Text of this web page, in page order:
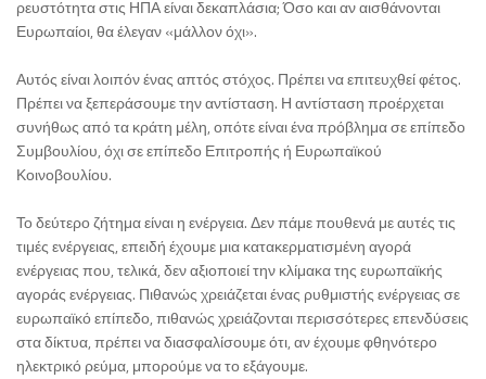
ρευστότητα στις ΗΠΑ είναι δεκαπλάσια; Όσο και αν αισθάνονται
Ευρωπαίοι, θα έλεγαν «μάλλον όχι».
Αυτός είναι λοιπόν ένας απτός στόχος. Πρέπει να επιτευχθεί φέτος.
Πρέπει να ξεπεράσουμε την αντίσταση. Η αντίσταση προέρχεται
συνήθως από τα κράτη μέλη, οπότε είναι ένα πρόβλημα σε επίπεδο
Συμβουλίου, όχι σε επίπεδο Επιτροπής ή Ευρωπαϊκού
Κοινοβουλίου.
Το δεύτερο ζήτημα είναι η ενέργεια. Δεν πάμε πουθενά με αυτές τις
τιμές ενέργειας, επειδή έχουμε μια κατακερματισμένη αγορά
ενέργειας που, τελικά, δεν αξιοποιεί την κλίμακα της ευρωπαϊκής
αγοράς ενέργειας. Πιθανώς χρειάζεται ένας ρυθμιστής ενέργειας σε
ευρωπαϊκό επίπεδο, πιθανώς χρειάζονται περισσότερες επενδύσεις
στα δίκτυα, πρέπει να διασφαλίσουμε ότι, αν έχουμε φθηνότερο
ηλεκτρικό ρεύμα, μπορούμε να το εξάγουμε.